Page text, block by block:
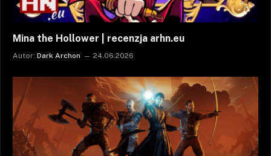
Mina the Hollower | recenzja arhn.eu
Autor: Dark Archon 24.06.2026